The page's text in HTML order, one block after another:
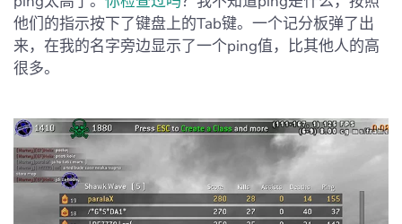
他们的指示按下了键盘上的Tab键。一个记分板弹了出
来，在我的名字旁边显示了一个ping值，比其他人的高
很多。